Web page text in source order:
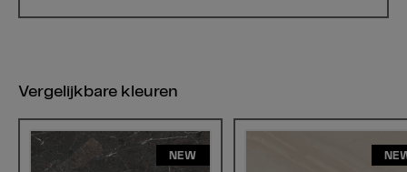
Vergelijkbare kleuren
NEW